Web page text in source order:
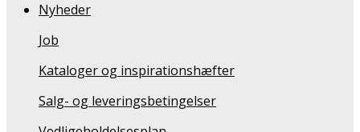
Nyheder
Job
Kataloger og inspirationshæfter
Salg- og leveringsbetingelser